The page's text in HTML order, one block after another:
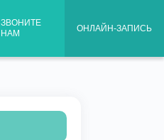
ЗВОНИТЕ
НАМ
ОНЛАЙН-ЗАПИСЬ